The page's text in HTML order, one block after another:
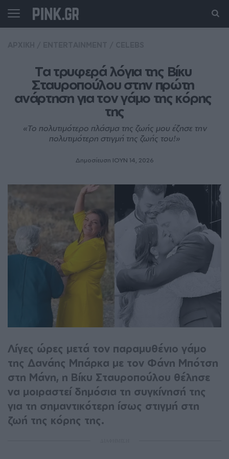
Τα τρυφερά λόγια της Βίκυ
Σταυροπούλου στην πρώτη
ανάρτηση για τον γάμο της κόρης
της
«Το πολυτιμότερο πλάσμα της ζωής μου έζησε την
πολυτιμότερη στιγμή της ζωής του!»
Δημοσίευση ΙΟΥΝ 14, 2026
Λίγες ώρες μετά τον παραμυθένιο γάμο
της Δανάης Μπάρκα με τον Φάνη Μπότση
στη Μάνη, η Βίκυ Σταυροπούλου θέλησε
να μοιραστεί δημόσια τη συγκίνησή της
για τη σημαντικότερη ίσως στιγμή στη
ζωή της κόρης της.